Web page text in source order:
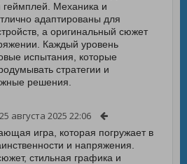
Механика и
адаптированы для
а оригинальный сюжет
Каждый уровень
испытания, которые
стратегии и
решения.
25 августа 2025 22:06
игра, которая погружает в
и напряжения.
стильная графика и